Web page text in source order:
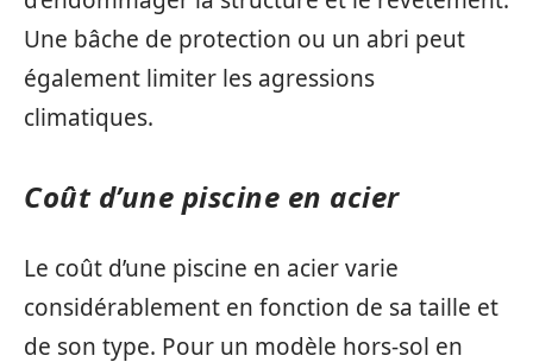
Une bâche de protection ou un abri peut
également limiter les agressions
climatiques.
Coût d’une piscine en acier
Le coût d’une piscine en acier varie
considérablement en fonction de sa taille et
de son type. Pour un modèle hors-sol en